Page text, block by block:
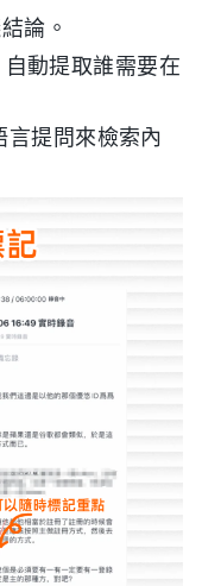
論。
自動提取誰需要在
言提問來檢索內